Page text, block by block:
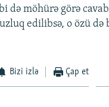
möhürə görə
edilibsə, o özü
Bizi izlə Çap et